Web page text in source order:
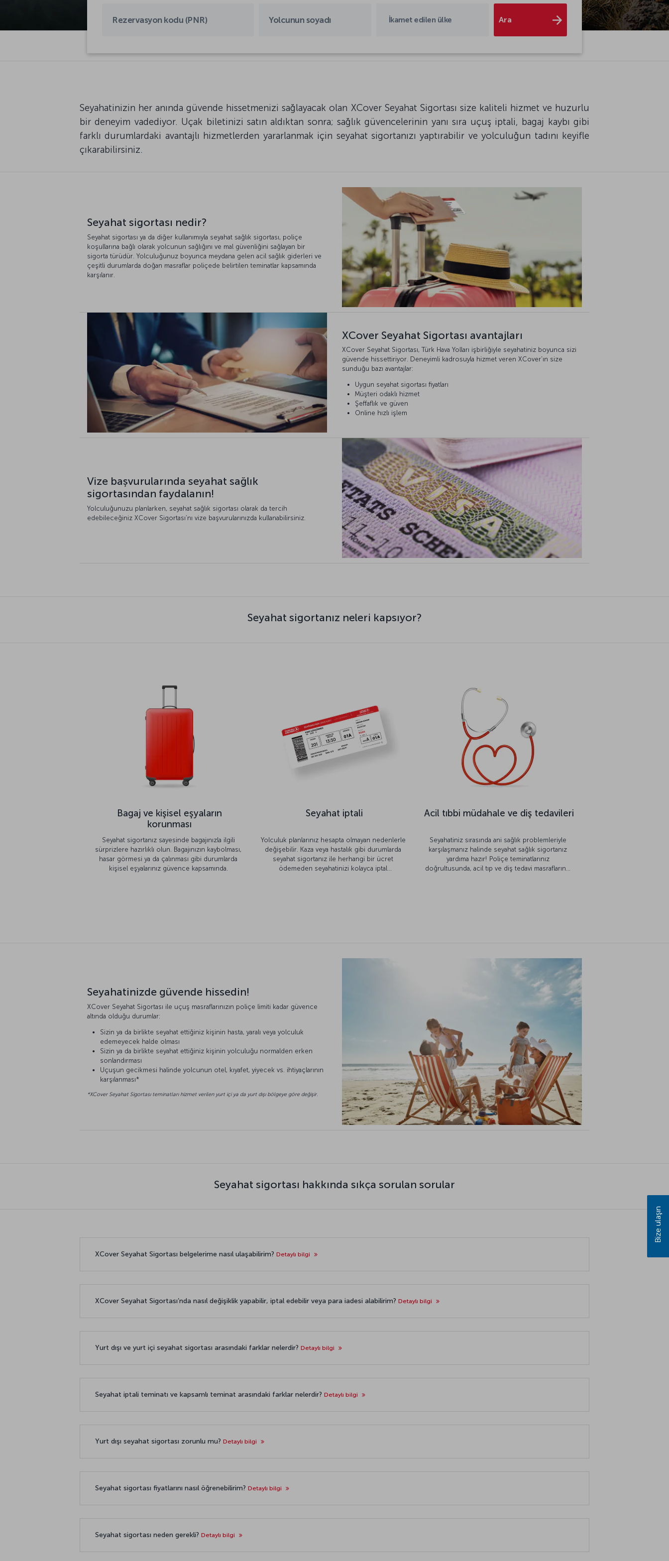
İkamet edilen ülke Ara
Seyahatinizin her anında güvende hissetmenizi sağlayacak olan XCover Seyahat Sigortası size kaliteli hizmet ve huzurlu
bir deneyim vadediyor. Uçak biletinizi satın aldıktan sonra; sağlık güvencelerinin yanı sıra uçuş iptali, bagaj kaybı gibi
farklı durumlardaki avantajlı hizmetlerden yararlanmak için seyahat sigortanızı yaptırabilir ve yolculuğun tadını keyifle
çıkarabilirsiniz.
Seyahat sigortası nedir?
Seyahat sigortası ya da diğer kullanımıyla seyahat sağlık sigortası, poliçe
koşullarına bağlı olarak yolcunun sağlığını ve mal güvenliğini sağlayan bir
sigorta türüdür. Yolculuğunuz boyunca meydana gelen acil sağlık giderleri ve
çeşitli durumlarda doğan masraflar poliçede belirtilen teminatlar kapsamında
karşılanır.
XCover Seyahat Sigortası avantajları
XCover Seyahat Sigortası, Türk Hava Yolları işbirliğiyle seyahatiniz boyunca sizi
güvende hissettiriyor. Deneyimli kadrosuyla hizmet veren XCover’ın size
sunduğu bazı avantajlar:
Uygun seyahat sigortası fiyatları
Müşteri odaklı hizmet
Şeffaflık ve güven
Online hızlı işlem
Vize başvurularında seyahat sağlık
sigortasından faydalanın!
Yolculuğunuzu planlarken, seyahat sağlık sigortası olarak da tercih
edebileceğiniz XCover Sigortası’nı vize başvurularınızda kullanabilirsiniz.
Seyahat sigortanız neleri kapsıyor?
Bagaj ve kişisel eşyaların
korunması
Seyahat sigortanız sayesinde bagajınızla ilgili
sürprizlere hazırlıklı olun. Bagajınızın kaybolması,
hasar görmesi ya da çalınması gibi durumlarda
kişisel eşyalarınız güvence kapsamında.
Seyahat iptali
Yolculuk planlarınız hesapta olmayan nedenlerle
değişebilir. Kaza veya hastalık gibi durumlarda
seyahat sigortanız ile herhangi bir ücret
ödemeden seyahatinizi kolayca iptal
Acil tıbbi müdahale ve diş tedavileri
Seyahatiniz sırasında ani sağlık problemleriyle
karşılaşmanız halinde seyahat sağlık sigortanız
yardıma hazır! Poliçe teminatlarınız
doğrultusunda, acil tıp ve diş tedavi masraflarınız
Seyahatinizde güvende hissedin!
XCover Seyahat Sigortası ile uçuş masraflarınızın poliçe limiti kadar güvence
altında olduğu durumlar:
Sizin ya da birlikte seyahat ettiğiniz kişinin hasta, yaralı veya yolculuk
edemeyecek halde olması
Sizin ya da birlikte seyahat ettiğiniz kişinin yolculuğu normalden erken
sonlandırması
Uçuşun gecikmesi halinde yolcunun otel, kıyafet, yiyecek vs. ihtiyaçlarının
karşılanması*
*XCover Seyahat Sigortası teminatları hizmet verilen yurt içi ya da yurt dışı bölgeye göre değişir.
Seyahat sigortası hakkında sıkça sorulan sorular
XCover Seyahat Sigortası belgelerime nasıl ulaşabilirim? Detaylı bilgi
XCover Seyahat Sigortası’nda nasıl değişiklik yapabilir, iptal edebilir veya para iadesi alabilirim? Detaylı bilgi
Yurt dışı ve yurt içi seyahat sigortası arasındaki farklar nelerdir? Detaylı bilgi
Seyahat iptali teminatı ve kapsamlı teminat arasındaki farklar nelerdir? Detaylı bilgi
Yurt dışı seyahat sigortası zorunlu mu? Detaylı bilgi
Seyahat sigortası fiyatlarını nasıl öğrenebilirim? Detaylı bilgi
Seyahat sigortası neden gerekli? Detaylı bilgi
Bize ulaşın